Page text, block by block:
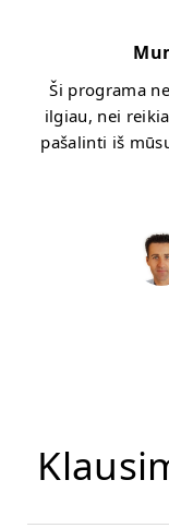
Ši programa
ilgiau, nei
pašalinti iš